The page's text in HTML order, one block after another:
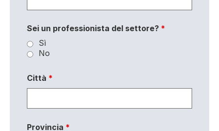
Sei un professionista del settore? *
Sì
No
Città *
Provincia *